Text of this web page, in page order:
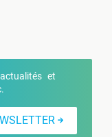
actualités et